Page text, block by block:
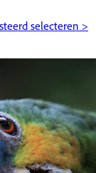
selecteren >